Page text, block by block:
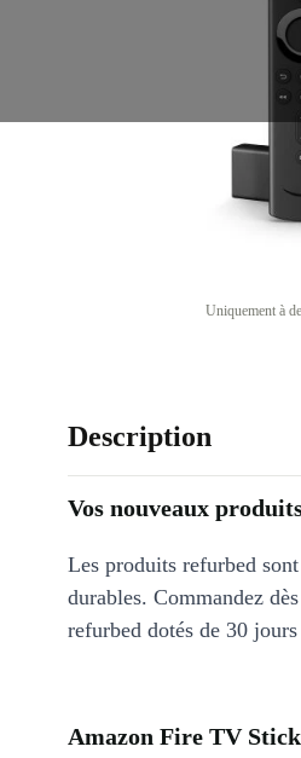
Uniquement à
Description
Vos nouveaux
Les produits refurbed
durables. Commandez
refurbed dotés de 30
Amazon Fire TV